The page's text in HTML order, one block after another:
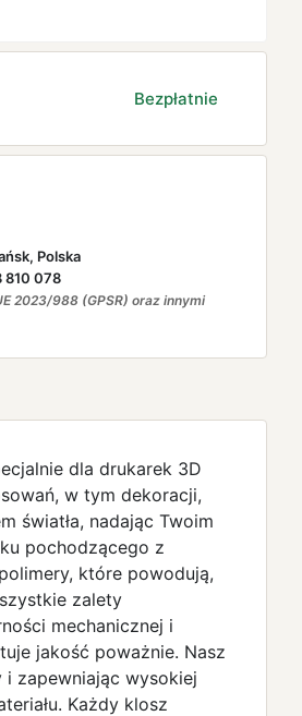
Bezpłatnie
Polska
810 078
2023/988 (GPSR) oraz innymi
dla drukarek 3D
w tym dekoracji,
światła, nadając Twoim
pochodzącego z
które powodują,
zalety
mechanicznej i
jakość poważnie. Nasz
zapewniając wysokiej
Każdy klosz